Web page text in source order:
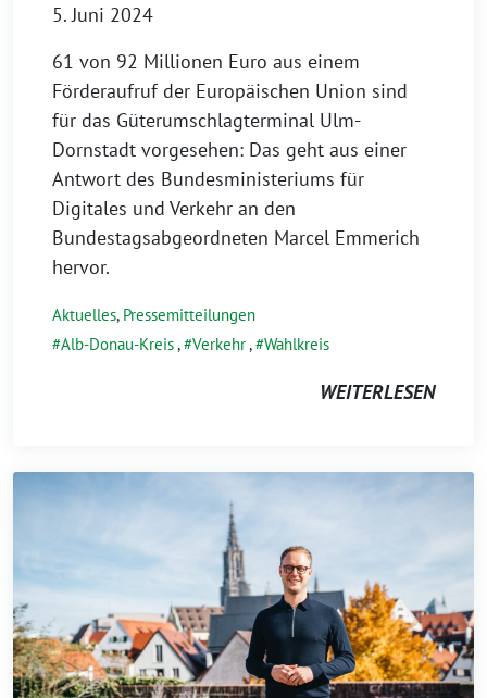
5. Juni 2024
61 von 92 Millionen Euro aus einem
Förderaufruf der Europäischen Union sind
für das Güterumschlagterminal Ulm-
Dornstadt vorgesehen: Das geht aus einer
Antwort des Bundesministeriums für
Digitales und Verkehr an den
Bundestagsabgeordneten Marcel Emmerich
hervor.
Aktuelles, Pressemitteilungen
Alb-Donau-Kreis, Verkehr, Wahlkreis
WEITERLESEN